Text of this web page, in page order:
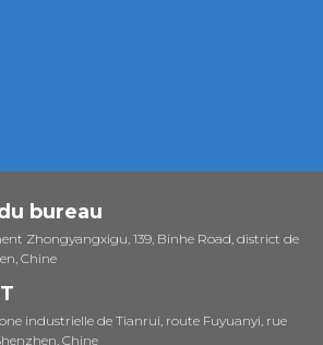
bureau
Zhongyangxigu, 139, Binhe Road, district de
Chine
industrielle de Tianrui, route Fuyuanyi, rue
Chine